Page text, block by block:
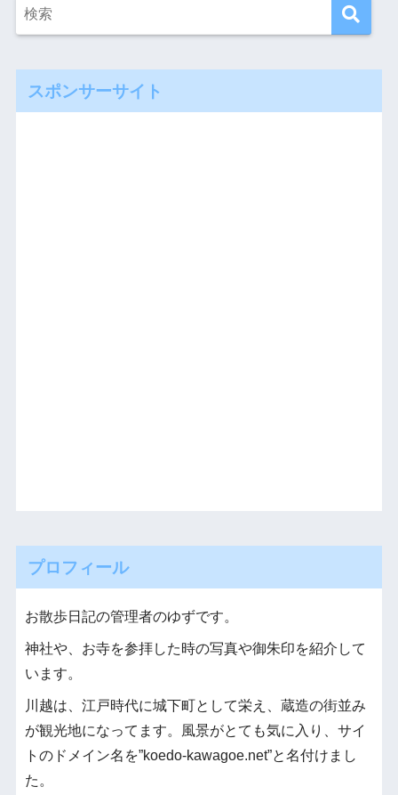
スポンサーサイト
プロフィール
お散歩日記の管理者のゆずです。
神社や、お寺を参拝した時の写真や御朱印を紹介して
います。
川越は、江戸時代に城下町として栄え、蔵造の街並み
が観光地になってます。風景がとても気に入り、サイ
トのドメイン名を”koedo-kawagoe.net”と名付けまし
た。